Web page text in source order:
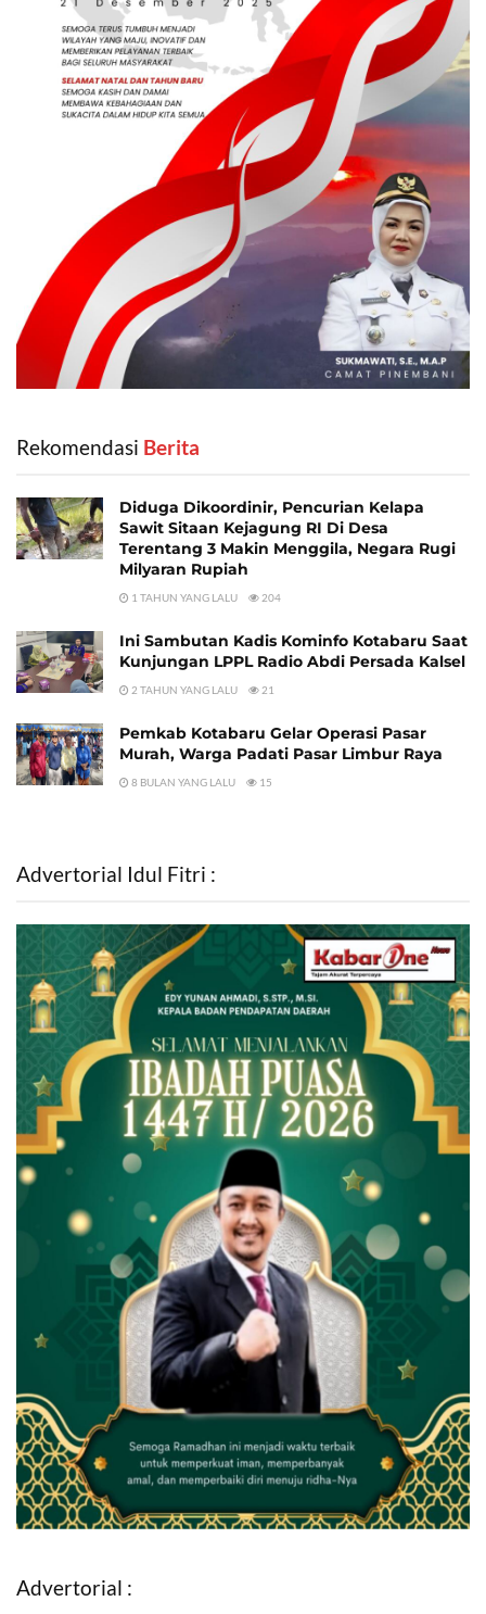
Rekomendasi ‎ Berita
Diduga Dikoordinir, Pencurian Kelapa
Sawit Sitaan Kejagung RI Di Desa
Terentang 3 Makin Menggila, Negara Rugi
Milyaran Rupiah
1 TAHUN YANG LALU 204
Ini Sambutan Kadis Kominfo Kotabaru Saat
Kunjungan LPPL Radio Abdi Persada Kalsel
2 TAHUN YANG LALU 21
Pemkab Kotabaru Gelar Operasi Pasar
Murah, Warga Padati Pasar Limbur Raya
8 BULAN YANG LALU 15
Advertorial Idul Fitri :
Advertorial :